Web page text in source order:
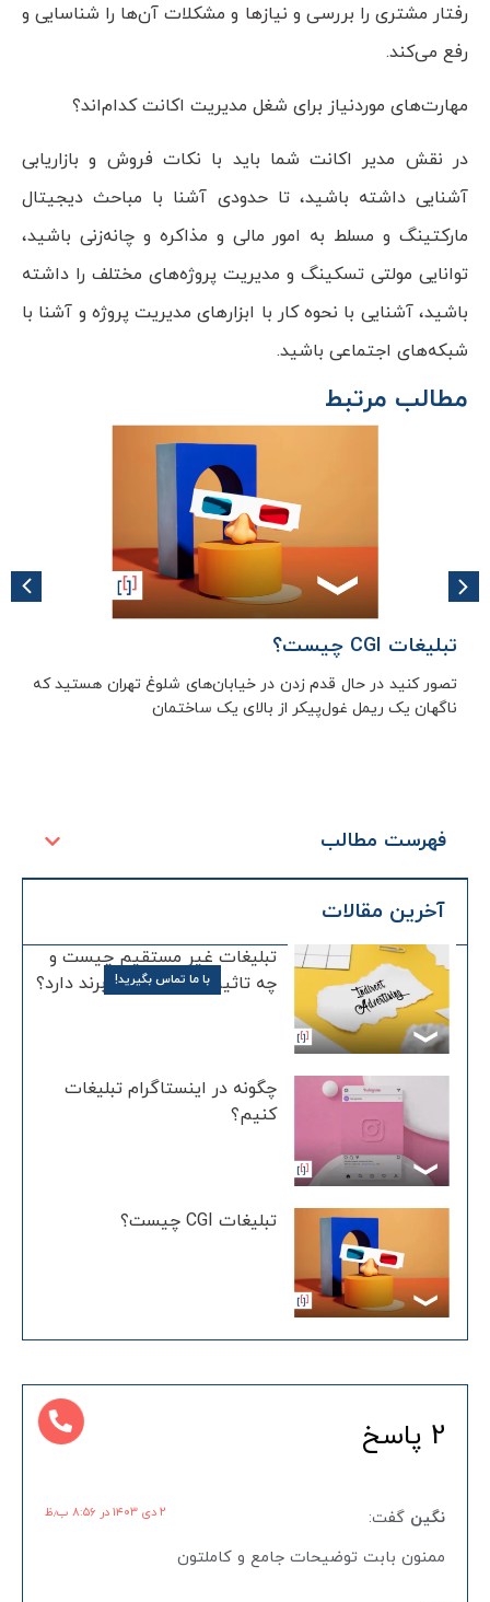
با ما تماس بگیرید!
رفتار مشتری را بررسی و نیازها و مشکلات آن‌ها را شناسایی و
رفع می‌کند.
مهارت‌های موردنیاز برای شغل مدیریت اکانت کدام‌اند؟
در نقش مدیر اکانت شما باید با نکات فروش و بازاریابی
آشنایی داشته باشید، تا حدودی آشنا با مباحث دیجیتال
مارکتینگ و مسلط به امور مالی و مذاکره و چانه‌زنی باشید،
توانایی مولتی تسکینگ و مدیریت پروژه‌های مختلف را داشته
باشید، آشنایی با نحوه کار با ابزارهای مدیریت پروژه و آشنا با
شبکه‌های اجتماعی باشید.
مطالب مرتبط
تبلیغات CGI چیست؟
تصور کنید در حال قدم زدن در خیابان‌های شلوغ تهران هستید که
ناگهان یک ریمل غول‌پیکر از بالای یک ساختمان
فهرست مطالب
آخرین مقالات
تبلیغات غیر مستقیم چیست و
چه تاثیری بر آگاهی از برند دارد؟
چگونه در اینستاگرام تبلیغات
کنیم؟
تبلیغات CGI چیست؟
2 پاسخ
نگین گفت: ۲ دی ۱۴۰۳ در ۸:۵۶ ب٫ظ
ممنون بابت توضیحات جامع و کاملتون